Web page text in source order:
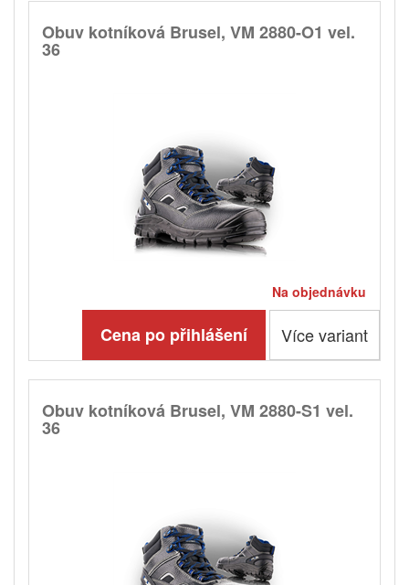
Obuv kotníková Brusel, VM 2880-O1 vel.
36
Na objednávku
Cena po přihlášení Více variant
Obuv kotníková Brusel, VM 2880-S1 vel.
36